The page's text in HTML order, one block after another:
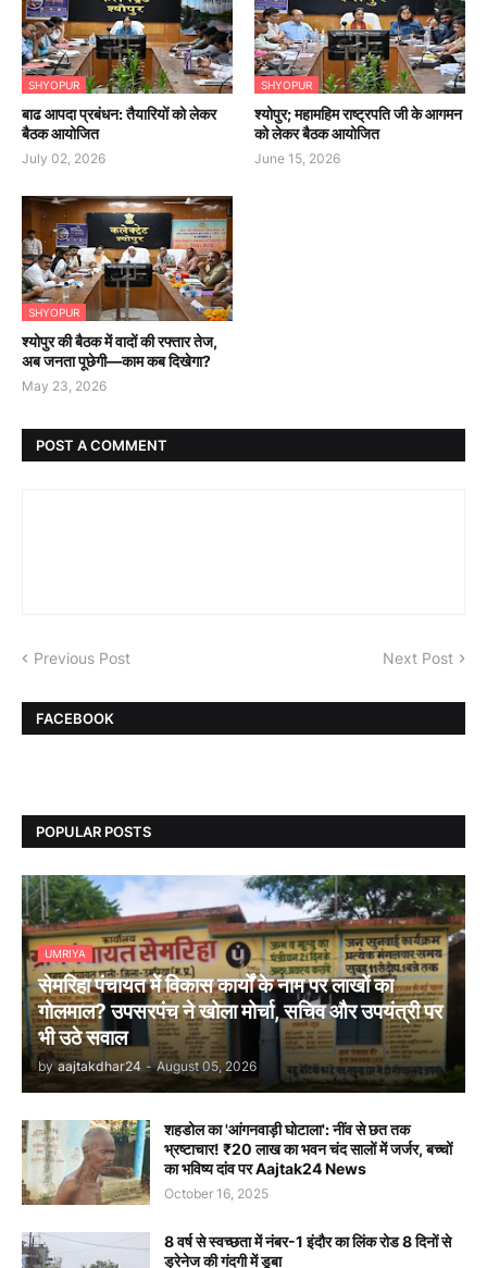
SHYOPUR
बाढ आपदा प्रबंधन: तैयारियों को लेकर
बैठक आयोजित
July 02, 2026
SHYOPUR
श्योपुर; महामहिम राष्ट्रपति जी के आगमन
को लेकर बैठक आयोजित
June 15, 2026
SHYOPUR
श्योपुर की बैठक में वादों की रफ्तार तेज,
अब जनता पूछेगी—काम कब दिखेगा?
May 23, 2026
POST A COMMENT
Previous Post Next Post
FACEBOOK
POPULAR POSTS
UMRIYA
सेमरिहा पंचायत में विकास कार्यों के नाम पर लाखों का
गोलमाल? उपसरपंच ने खोला मोर्चा, सचिव और उपयंत्री पर
भी उठे सवाल
by aajtakdhar24 - August 05, 2026
शहडोल का 'आंगनवाड़ी घोटाला': नींव से छत तक
भ्रष्टाचार! ₹20 लाख का भवन चंद सालों में जर्जर, बच्चों
का भविष्य दांव पर Aajtak24 News
October 16, 2025
8 वर्ष से स्वच्छता में नंबर-1 इंदौर का लिंक रोड 8 दिनों से
ड्रेनेज की गंदगी में डूबा